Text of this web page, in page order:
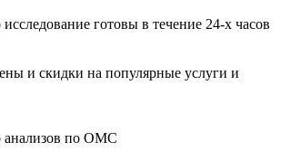
готовы в течение 24-х часов
и скидки на популярные услуги и
анализов по ОМС